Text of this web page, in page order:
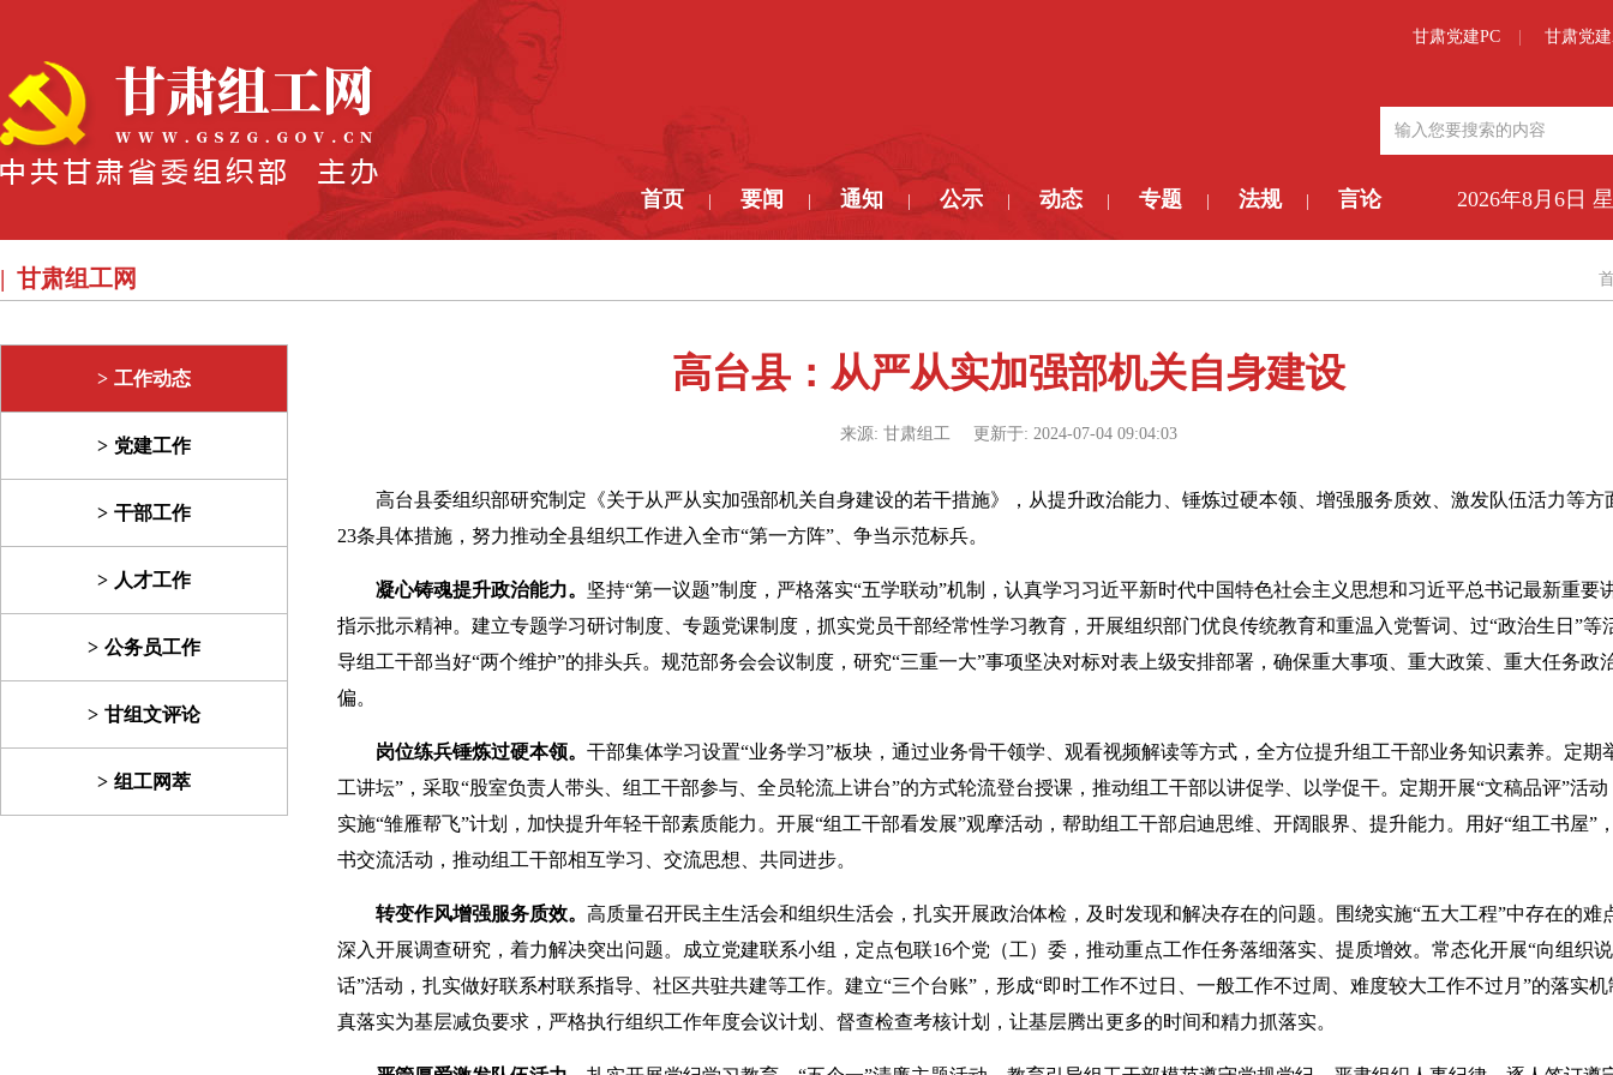
甘肃党建PC 甘肃党
首页 要闻 通知 公示 动态 专题 法规 言论 2026年8月6日
甘肃组工网
工作动态
党建工作
干部工作
人才工作
公务员工作
甘组文评论
组工网萃
高台县：从严从实加强部机关自身建设
来源: 甘肃组工 更新于: 2024-07-04 09:04:03
高台县委组织部研究制定《关于从严从实加强部机关自身建设的若干措施》，从提升政治能力、锤炼过硬本领、增强服务质效、激发队伍活力等方
23条具体措施，努力推动全县组织工作进入全市“第一方阵”、争当示范标兵。
凝心铸魂提升政治能力。 坚持“第一议题”制度，严格落实“五学联动”机制，认真学习习近平新时代中国特色社会主义思想和习近平总书记最新重要
指示批示精神。建立专题学习研讨制度、专题党课制度，抓实党员干部经常性学习教育，开展组织部门优良传统教育和重温入党誓词、过“政治生日”等
导组工干部当好“两个维护”的排头兵。规范部务会会议制度，研究“三重一大”事项坚决对标对表上级安排部署，确保重大事项、重大政策、重大任务政
偏。
岗位练兵锤炼过硬本领。 干部集体学习设置“业务学习”板块，通过业务骨干领学、观看视频解读等方式，全方位提升组工干部业务知识素养。定期
工讲坛”，采取“股室负责人带头、组工干部参与、全员轮流上讲台”的方式轮流登台授课，推动组工干部以讲促学、以学促干。定期开展“文稿品评”活
实施“雏雁帮飞”计划，加快提升年轻干部素质能力。开展“组工干部看发展”观摩活动，帮助组工干部启迪思维、开阔眼界、提升能力。用好“组工书屋”
书交流活动，推动组工干部相互学习、交流思想、共同进步。
转变作风增强服务质效。 高质量召开民主生活会和组织生活会，扎实开展政治体检，及时发现和解决存在的问题。围绕实施“五大工程”中存在的难
深入开展调查研究，着力解决突出问题。成立党建联系小组，定点包联16个党（工）委，推动重点工作任务落细落实、提质增效。常态化开展“向组织
话”活动，扎实做好联系村联系指导、社区共驻共建等工作。建立“三个台账”，形成“即时工作不过日、一般工作不过周、难度较大工作不过月”的落实机
真落实为基层减负要求，严格执行组织工作年度会议计划、督查检查考核计划，让基层腾出更多的时间和精力抓落实。